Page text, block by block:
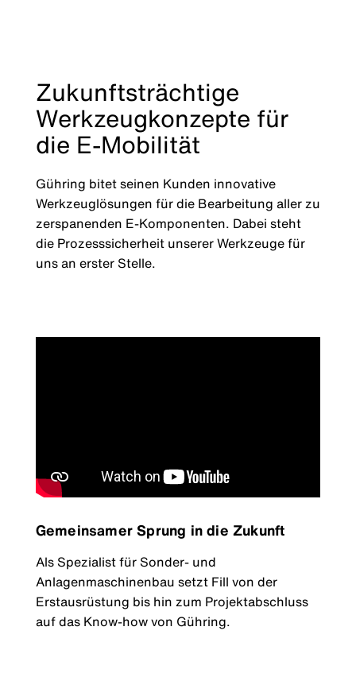
Zukunftsträchtige
Werkzeugkonzepte für
die E-Mobilität
Gühring bitet seinen Kunden innovative
Werkzeuglösungen für die Bearbeitung aller zu
zerspanenden E-Komponenten. Dabei steht
die Prozesssicherheit unserer Werkzeuge für
uns an erster Stelle.
Gemeinsamer Sprung in die Zukunft
Als Spezialist für Sonder- und
Anlagenmaschinenbau setzt Fill von der
Erstausrüstung bis hin zum Projektabschluss
auf das Know-how von Gühring.